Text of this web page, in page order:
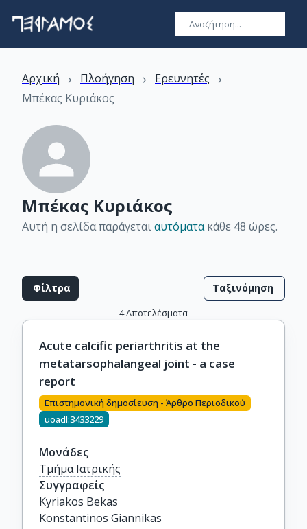
Αρχική › Πλοήγηση › Ερευνητές ›
Μπέκας Κυριάκος
Μπέκας Κυριάκος
Αυτή η σελίδα παράγεταιαυτόματακάθε 48 ώρες.
Φίλτρα Ταξινόμηση
4Αποτελέσματα
Acute calcific periarthritis at the
metatarsophalangeal joint - a case
report
Επιστημονική δημοσίευση - Άρθρο Περιοδικού
uoadl:3433229
Μονάδες
Τμήμα Ιατρικής
Συγγραφείς
Kyriakos Bekas
Konstantinos Giannikas